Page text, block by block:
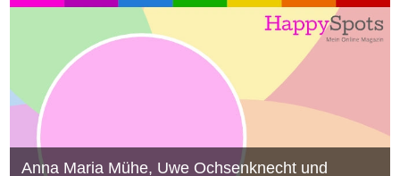
Anna Maria Mühe, Uwe Ochsenknecht und